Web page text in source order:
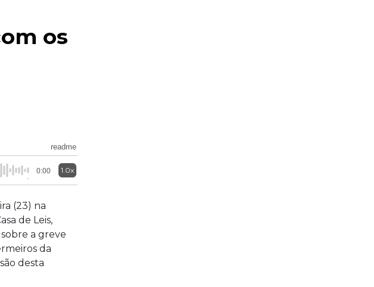
os
readme
0:00 1.0x
(23) na
de Leis,
a greve
da
desta